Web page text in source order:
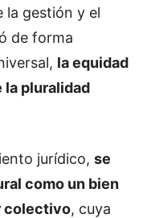
la gestión y el
de forma
la equidad
la pluralidad
jurídico, se
como un bien
colectivo, cuya